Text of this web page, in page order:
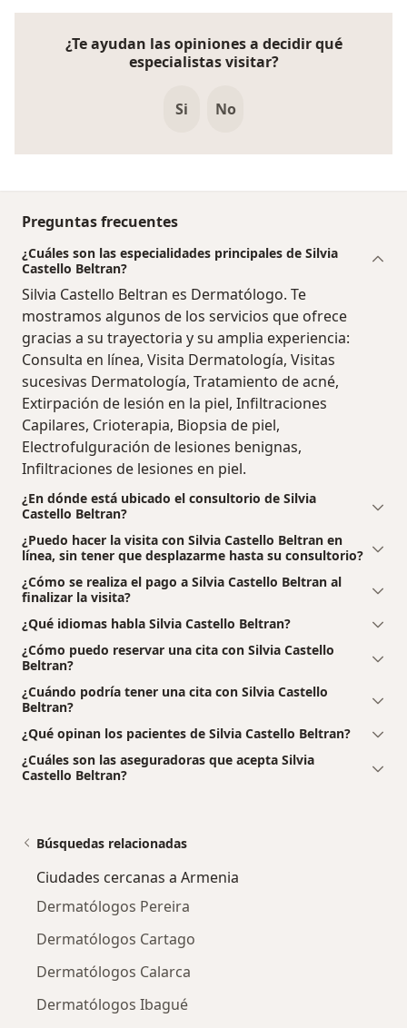
¿Te ayudan las opiniones a decidir qué
especialistas visitar?
Si No
Preguntas frecuentes
¿Cuáles son las especialidades principales de Silvia
Castello Beltran?
Silvia Castello Beltran es Dermatólogo. Te
mostramos algunos de los servicios que ofrece
gracias a su trayectoria y su amplia experiencia:
Consulta en línea, Visita Dermatología, Visitas
sucesivas Dermatología, Tratamiento de acné,
Extirpación de lesión en la piel, Infiltraciones
Capilares, Crioterapia, Biopsia de piel,
Electrofulguración de lesiones benignas,
Infiltraciones de lesiones en piel.
¿En dónde está ubicado el consultorio de Silvia
Castello Beltran?
¿Puedo hacer la visita con Silvia Castello Beltran en
línea, sin tener que desplazarme hasta su consultorio?
¿Cómo se realiza el pago a Silvia Castello Beltran al
finalizar la visita?
¿Qué idiomas habla Silvia Castello Beltran?
¿Cómo puedo reservar una cita con Silvia Castello
Beltran?
¿Cuándo podría tener una cita con Silvia Castello
Beltran?
¿Qué opinan los pacientes de Silvia Castello Beltran?
¿Cuáles son las aseguradoras que acepta Silvia
Castello Beltran?
Búsquedas relacionadas
Ciudades cercanas a Armenia
Dermatólogos Pereira
Dermatólogos Cartago
Dermatólogos Calarca
Dermatólogos Ibagué